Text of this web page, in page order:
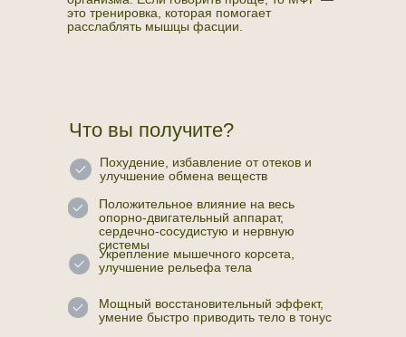
Что вы получите?
Положительное влияние на весь
опорно-двигательный аппарат,
сердечно-сосудистую и нервную
системы
Похудение, избавление от отеков и
улучшение обмена веществ
Мощный восстановительный эффект,
умение быстро приводить тело в тонус
Укрепление мышечного корсета,
улучшение рельефа тела
это тренировка, которая помогает
расслаблять мышцы фасции.